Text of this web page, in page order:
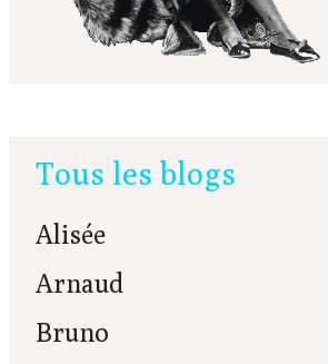
Tous les blogs
Alisée
Arnaud
Bruno